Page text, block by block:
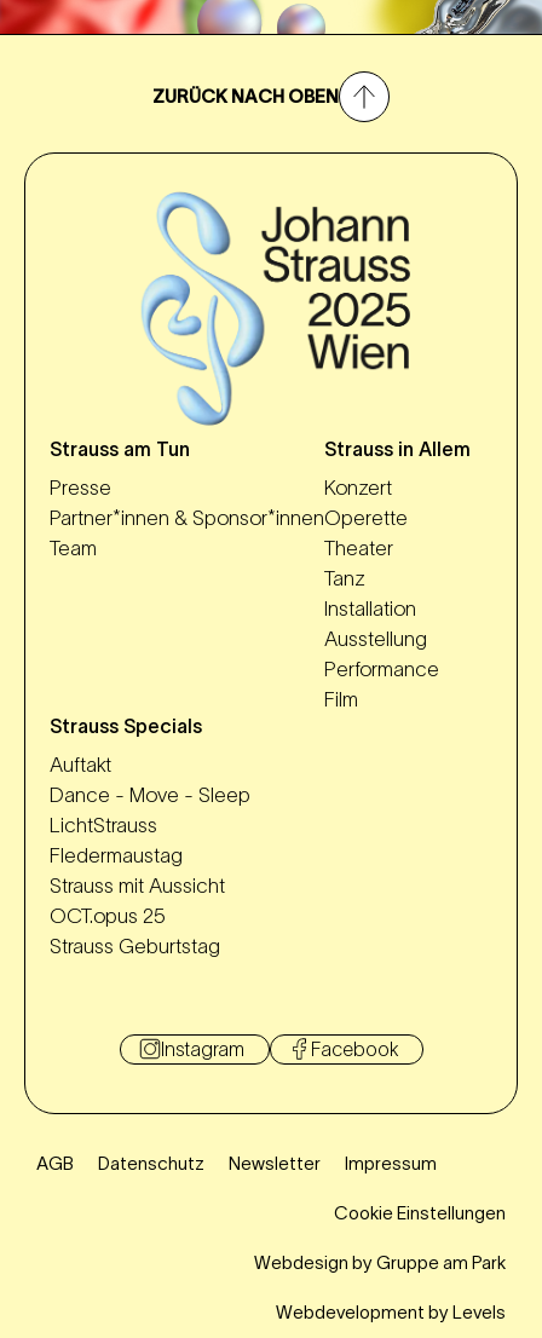
ZURÜCK NACH OBEN
Strauss am Tun
Presse
Partner*innen & Sponsor*innen
Team
Strauss in Allem
Konzert
Operette
Theater
Tanz
Installation
Ausstellung
Performance
Film
Strauss Specials
Auftakt
Dance - Move - Sleep
LichtStrauss
Fledermaustag
Strauss mit Aussicht
OCT.opus 25
Strauss Geburtstag
Instagram Facebook
AGB Datenschutz Newsletter Impressum
Cookie Einstellungen
Webdesign by Gruppe am Park
Webdevelopment by Levels